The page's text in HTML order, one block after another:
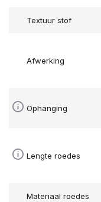
Textuur stof
Afwerking
Ophanging
Lengte roedes
Materiaal roedes